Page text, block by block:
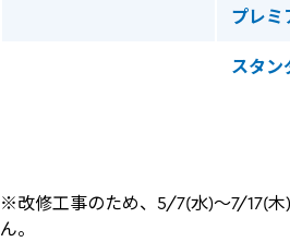
プレミ
スタン
※改修工事のため、5/7(水)～7/17(
ん。